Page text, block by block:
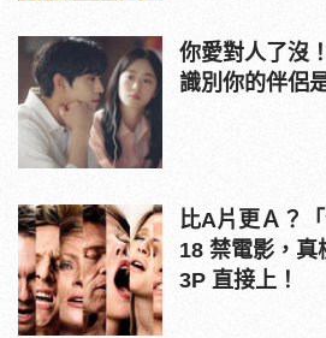
你愛對人了沒
識別你的伴侶
比A片更Ａ？
18 禁電影，真
3P 直接上！